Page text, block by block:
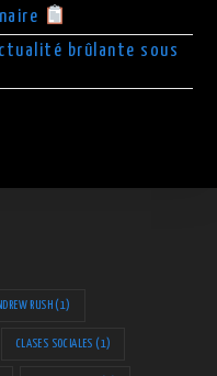
brûlante sous
RUSH (1)
CLASES SOCIALES (1)